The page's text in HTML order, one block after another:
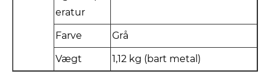
eratur
Farve Grå
Vægt 1,12 kg (bart metal)